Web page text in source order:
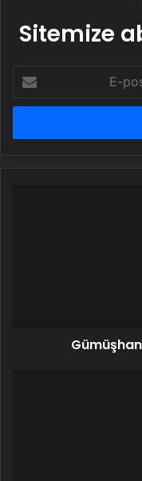
Sitemize
posta
adresinizi